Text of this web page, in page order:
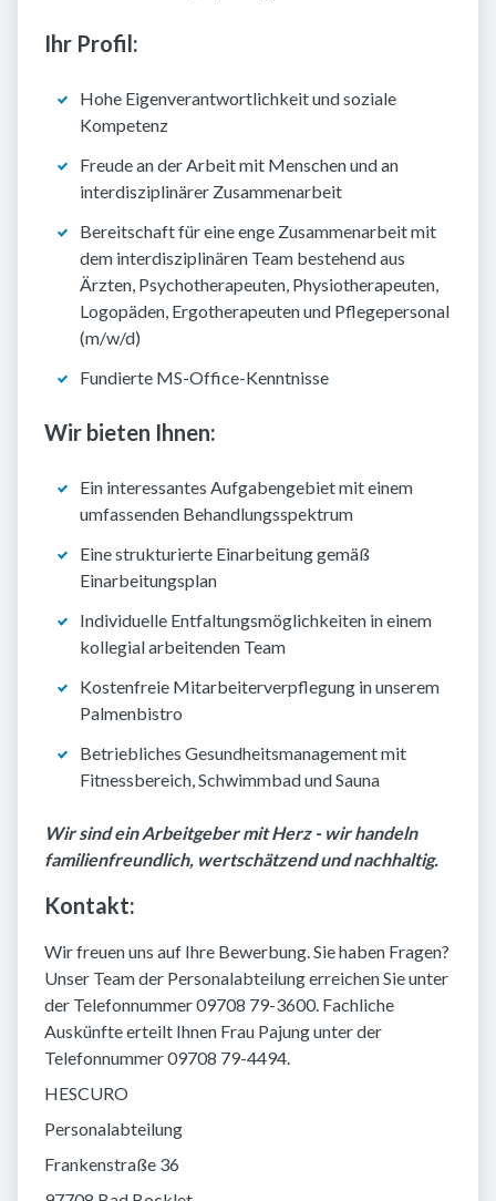
Ihr Profil:
Hohe Eigenverantwortlichkeit und soziale
Kompetenz
Freude an der Arbeit mit Menschen und an
interdisziplinärer Zusammenarbeit
Bereitschaft für eine enge Zusammenarbeit mit
dem interdisziplinären Team bestehend aus
Ärzten, Psychotherapeuten, Physiotherapeuten,
Logopäden, Ergotherapeuten und Pflegepersonal
(m/w/d)
Fundierte MS-Office-Kenntnisse
Wir bieten Ihnen:
Ein interessantes Aufgabengebiet mit einem
umfassenden Behandlungsspektrum
Eine strukturierte Einarbeitung gemäß
Einarbeitungsplan
Individuelle Entfaltungsmöglichkeiten in einem
kollegial arbeitenden Team
Kostenfreie Mitarbeiterverpflegung in unserem
Palmenbistro
Betriebliches Gesundheitsmanagement mit
Fitnessbereich, Schwimmbad und Sauna
Wir sind ein Arbeitgeber mit Herz - wir handeln
familienfreundlich, wertschätzend und nachhaltig.
Kontakt:
Wir freuen uns auf Ihre Bewerbung. Sie haben Fragen?
Unser Team der Personalabteilung erreichen Sie unter
der Telefonnummer 09708 79-3600. Fachliche
Auskünfte erteilt Ihnen Frau Pajung unter der
Telefonnummer 09708 79-4494.
HESCURO
Personalabteilung
Frankenstraße 36